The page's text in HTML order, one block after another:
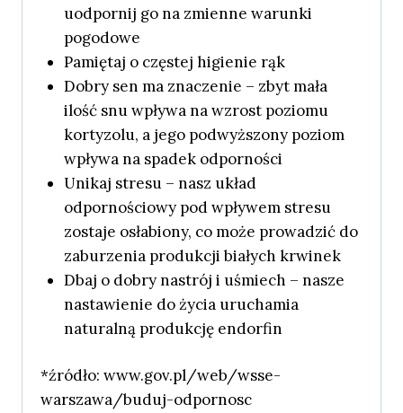
uodpornij go na zmienne warunki
pogodowe
Pamiętaj o częstej higienie rąk
Dobry sen ma znaczenie – zbyt mała
ilość snu wpływa na wzrost poziomu
kortyzolu, a jego podwyższony poziom
wpływa na spadek odporności
Unikaj stresu – nasz układ
odpornościowy pod wpływem stresu
zostaje osłabiony, co może prowadzić do
zaburzenia produkcji białych krwinek
Dbaj o dobry nastrój i uśmiech – nasze
nastawienie do życia uruchamia
naturalną produkcję endorfin
*źródło: www.gov.pl/web/wsse-
warszawa/buduj-odpornosc